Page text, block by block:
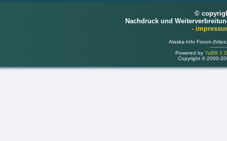
©
Nachdruck und
-
Alaska-Info Forum
Powered by YaBB 1
Copyright © 2000-